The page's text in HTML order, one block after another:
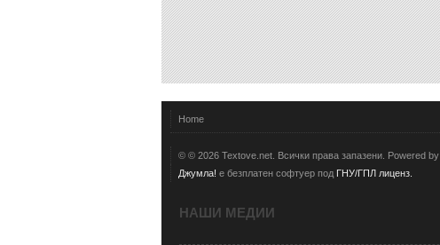
Home
© © 2026 Textove.net. Всички права запазени. Powered by
Джумла! е безплатен софтуер под ГНУ/ГПЛ лиценз.
НАШИ МЕДИИ